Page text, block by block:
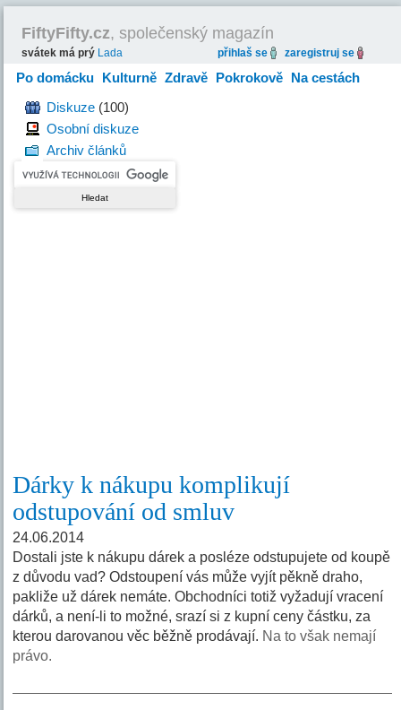
FiftyFifty.cz, společenský magazín
svátek má prý Lada přihlaš se zaregistruj se
Po domácku Kulturně Zdravě Pokrokově Na cestách
HravěDiskuze (100)
Osobní diskuze
Archiv článků
Dárky k nákupu komplikují
odstupování od smluv
24.06.2014
Dostali jste k nákupu dárek a posléze odstupujete od koupě
z důvodu vad? Odstoupení vás může vyjít pěkně draho,
pakliže už dárek nemáte. Obchodníci totiž vyžadují vracení
dárků, a není-li to možné, srazí si z kupní ceny částku, za
kterou darovanou věc běžně prodávají. Na to však nemají
právo.